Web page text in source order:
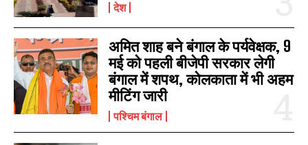
देश
अमित शाह बने बंगाल के पर्यवेक्षक, 9
मई को पहली बीजेपी सरकार लेगी
बंगाल में शपथ, कोलकाता में भी अहम
मीटिंग जारी
पश्चिम बंगाल